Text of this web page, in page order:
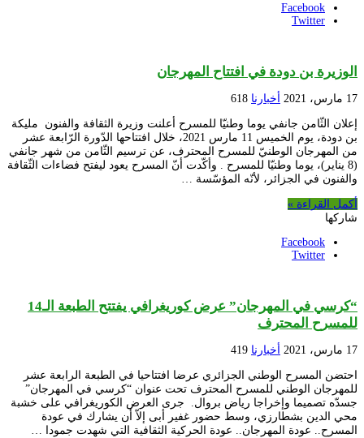
Facebook
Twitter
الوزيرة بن دودة في افتتاح المهرجان
17 مارس، 2021 أخبارنا 618
إعلان الثّامن جانفي يوما وطنيّا للمسرح أعلنت وزيرة الثقافة والفنون مليكة
بن دودة، يوم الخميس 11 مارس 2021، خلال افتتاحها الدّورة الرّابعة عشر
من المهرجان الوطنيّ للمسرح المحترف، عن ترسيم الثّامن من شهر جانفي
(8 يناير)، يوما وطنيّا للمسرح . وأكّدت أنّ المسرح يعود ليفتح فضاءات الثّقافة
والفنون في الجزائر، لأنّه المؤسّسة …
أكمل القراءة »
شاركها
Facebook
Twitter
“كرسي في المهرجان” عرض كوريغرافي يفتتح الطبعة الـ14
للمسرح المحترف
17 مارس، 2021 أخبارنا 419
احتضن المسرح الوطني الجزائري عرضا افتتاحيا في الطبعة الرابعة عشر
للمهرجان الوطني للمسرح المحترف تحت عنوان “كرسي في المهرجان”
جسدّه تصميما وإخراجا رياض بروال. جرى العرض الكوريغرافي على خشبة
محي الدين بشطارزي، وسط حضور غفير أبى إلاّ أن يشارك في عودة
المسرح.. عودة المهرجان.. عودة الحركية الثقافية التي شهدت جمودا …